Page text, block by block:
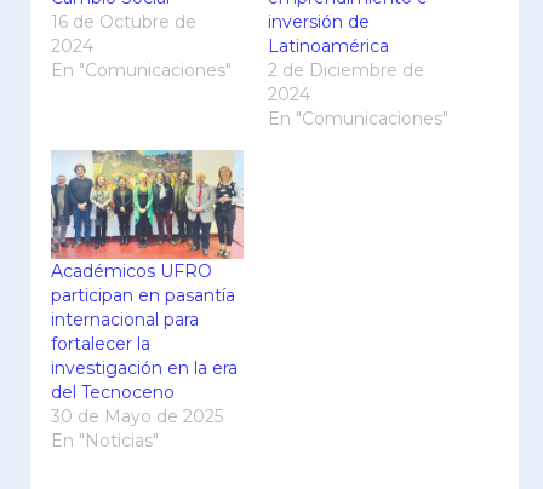
16 de Octubre de
2024
En "Comunicaciones"
inversión de
Latinoamérica
2 de Diciembre de
2024
En "Comunicaciones"
Académicos UFRO
participan en pasantía
internacional para
fortalecer la
investigación en la era
del Tecnoceno
30 de Mayo de 2025
En "Noticias"